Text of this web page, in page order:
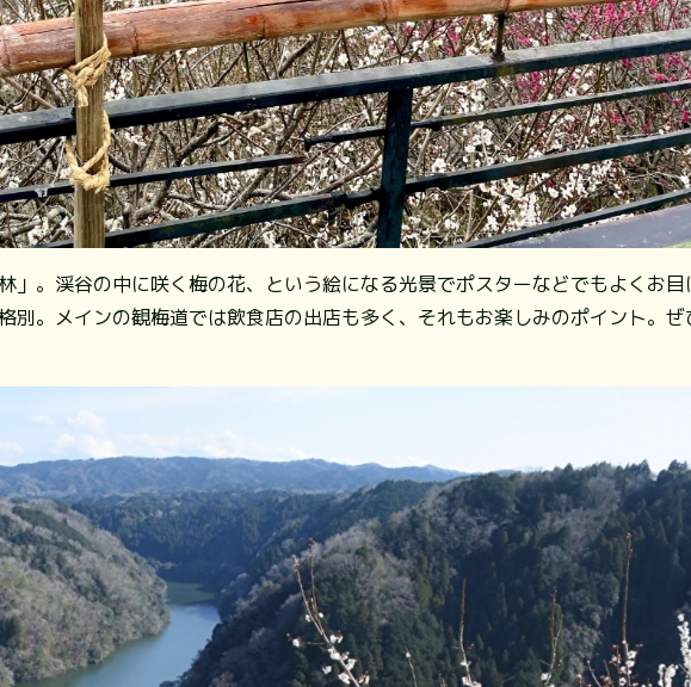
」。渓谷の中に咲く梅の花、という絵になる光景でポスターなどでもよくお目
別。メインの観梅道では飲食店の出店も多く、それもお楽しみのポイント。ぜ